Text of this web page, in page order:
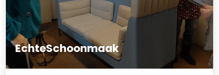
EchteSchoonmaak